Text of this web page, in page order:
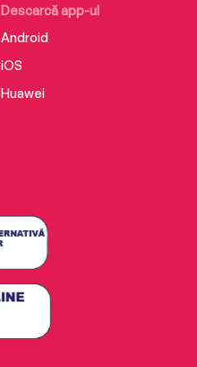
Descarcă app-ul
Android
iOS
Huawei